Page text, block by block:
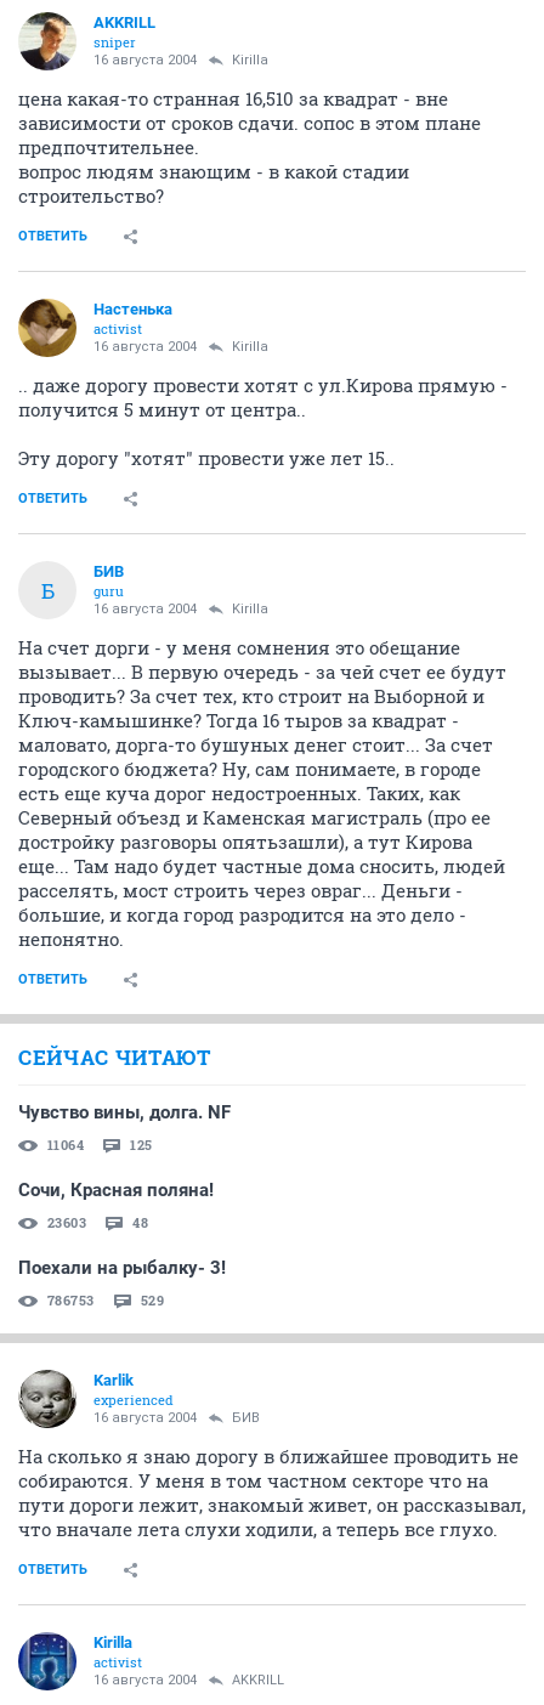
AKKRILL
sniper
16 августа 2004 Kirilla
цена какая-то странная 16,510 за квадрат - вне
зависимости от сроков сдачи. сопос в этом плане
предпочтительнее.
вопрос людям знающим - в какой стадии
строительство?
ОТВЕТИТЬ
Настенька
activist
16 августа 2004 Kirilla
.. даже дорогу провести хотят с ул.Кирова прямую -
получится 5 минут от центра..
Эту дорогу "хотят" провести уже лет 15..
ОТВЕТИТЬ
Б
БИВ
guru
16 августа 2004 Kirilla
На счет дорги - у меня сомнения это обещание
вызывает... В первую очередь - за чей счет ее будут
проводить? За счет тех, кто строит на Выборной и
Ключ-камышинке? Тогда 16 тыров за квадрат -
маловато, дорга-то бушуных денег стоит... За счет
городского бюджета? Ну, сам понимаете, в городе
есть еще куча дорог недостроенных. Таких, как
Северный объезд и Каменская магистраль (про ее
достройку разговоры опятьзашли), а тут Кирова
еще... Там надо будет частные дома сносить, людей
расселять, мост строить через овраг... Деньги -
большие, и когда город разродится на это дело -
непонятно.
ОТВЕТИТЬ
СЕЙЧАС ЧИТАЮТ
Чувство вины, долга. NF
11064 125
Сочи, Красная поляна!
23603 48
Поехали на рыбалку- 3!
786753 529
Karlik
experienced
16 августа 2004 БИВ
На сколько я знаю дорогу в ближайшее проводить не
собираются. У меня в том частном секторе что на
пути дороги лежит, знакомый живет, он рассказывал,
что вначале лета слухи ходили, а теперь все глухо.
ОТВЕТИТЬ
Kirilla
activist
16 августа 2004 AKKRILL